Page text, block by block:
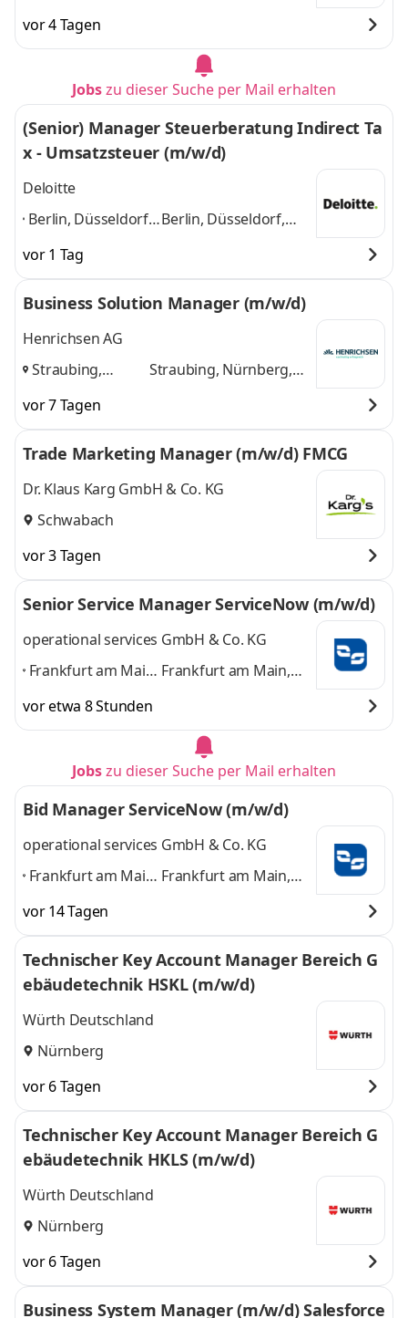
Gummersbach,
Köln, Krefeld,
Stuttgart,
Krefeld, Nürnberg,
Stuttgart
weitere
vor 4 Tagen
Jobszu dieser Suche per Mail erhalten
(Senior) Manager Steuerberatung Indirect Ta
x - Umsatzsteuer (m/w/d)
Deloitte
Berlin, Düsseldorf,
Frankfurt (Main),
Hamburg,
Hannover,
München,
Nürnberg,
Berlin, Düsseldorf,
Hamburg, Hannover,
München, Nürnberg
vor 1 Tag
Business Solution Manager (m/w/d)
Henrichsen AG
Straubing,
Dortmund
Straubing, Nürnberg,
vor 7 Tagen
Trade Marketing Manager (m/w/d) FMCG
Dr. Klaus Karg GmbH & Co. KG
Schwabach
vor 3 Tagen
Senior Service Manager ServiceNow (m/w/d)
operational services GmbH & Co. KG
Frankfurt am Main,
Hamburg,
Leinfelden-
München,
Nürnberg,
Frankfurt am Main,
Echterdingen,
München, Nürnberg
und 5 weitere
vor etwa 8 Stunden
Jobszu dieser Suche per Mail erhalten
Bid Manager ServiceNow (m/w/d)
operational services GmbH & Co. KG
Frankfurt am Main,
Hamburg,
Leinfelden-
Echterdingen,
München,
Frankfurt am Main,
Echterdingen,
München, Nürnberg
und 5 weitere
vor 14 Tagen
Technischer Key Account Manager Bereich G
ebäudetechnik HSKL (m/w/d)
Würth Deutschland
Nürnberg
vor 6 Tagen
Technischer Key Account Manager Bereich G
ebäudetechnik HKLS (m/w/d)
Würth Deutschland
Nürnberg
vor 6 Tagen
Business System Manager (m/w/d) Salesforce